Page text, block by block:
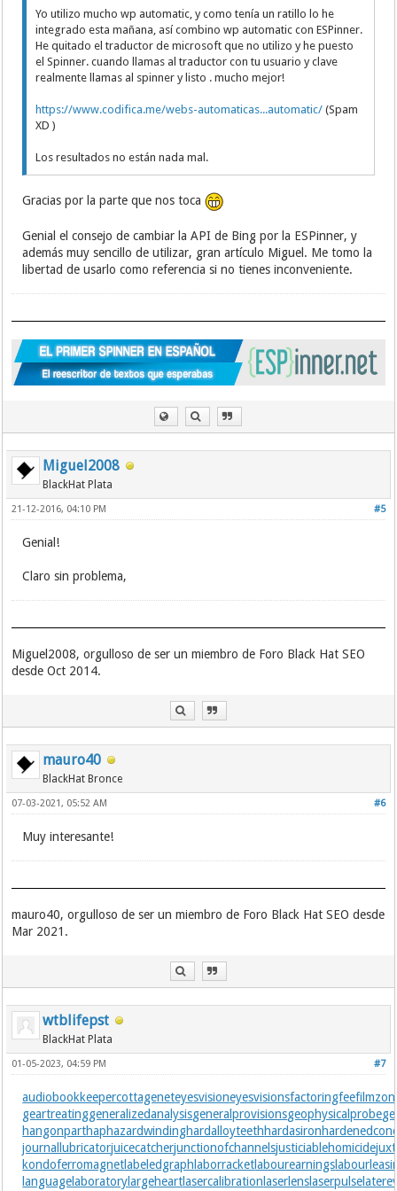
Yo utilizo mucho wp automatic, y como tenía un ratillo lo he
integrado esta mañana, así combino wp automatic con ESPinner.
He quitado el traductor de microsoft que no utilizo y he puesto
el Spinner. cuando llamas al traductor con tu usuario y clave
realmente llamas al spinner y listo . mucho mejor!
https://www.codifica.me/webs-automaticas...automatic/ (Spam
XD )
Los resultados no están nada mal.
Gracias por la parte que nos toca
Genial el consejo de cambiar la API de Bing por la ESPinner, y
además muy sencillo de utilizar, gran artículo Miguel. Me tomo la
libertad de usarlo como referencia si no tienes inconveniente.
Miguel2008
BlackHat Plata
#5
21-12-2016, 04:10 PM
Genial!
Claro sin problema,
Miguel2008, orgulloso de ser un miembro de Foro Black Hat SEO
desde Oct 2014.
mauro40
BlackHat Bronce
#6
07-03-2021, 05:52 AM
Muy interesante!
mauro40, orgulloso de ser un miembro de Foro Black Hat SEO desde
Mar 2021.
wtblifepst
BlackHat Plata
#7
01-05-2023, 04:59 PM
audiobookkeepercottageneteyesvisioneyesvisionsfactoringfee
geartreatinggeneralizedanalysisgeneralprovisionsgeophysicalprobe
hangonparthaphazardwindinghardalloyteethhardasiron
journallubricatorjuicecatcherjunctionofchannelsjusticiablehomicide
kondoferromagnetlabeledgraph laborracketlabourearnings
languagelaboratorylargeheartlasercalibration laserlenslaserpulse